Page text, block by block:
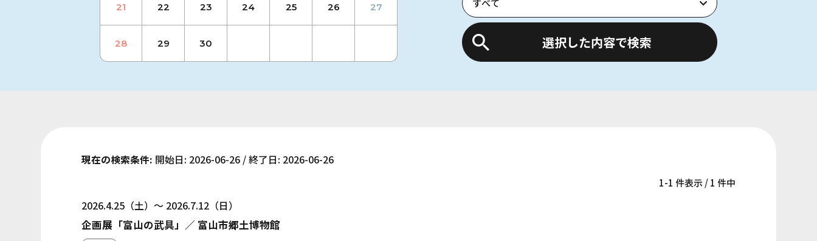
21 22 23 24 25 26 27
28 29 30 選択した内容で検索
現在の検索条件: 開始日: 2026-06-26 / 終了日: 2026-06-26
1-1 件表示 / 1 件中
2026.4.25（土）～ 2026.7.12（日）
企画展「富山の武具」／ 富山市郷土博物館